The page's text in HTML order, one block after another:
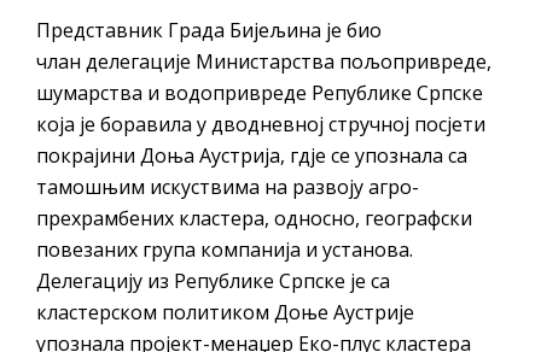
​Представник Града Бијељина је био
члан делегације Министарства пољопривреде,
шумарства и водопривреде Републике Српске
која је боравила у дводневној стручној посјети
покрајини Доња Аустрија, гдје се упознала са
тамошњим искуствима на развоју агро-
прехрамбених кластера, односно, географски
повезаних група компанија и установа.
Делегацију из Републике Српске је са
кластерском политиком Доње Аустрије
упознала пројект-менаџер Еко-плус кластера